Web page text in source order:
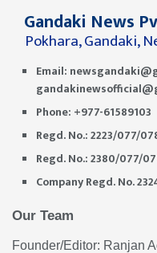
Gandaki News
Pokhara, Gandaki,
Email:
Phone: +977-61589103
Regd. No.: 2223/077/
Regd. No.: 2380/077/
Company Regd. No.
Our Team
Founder/Editor: Ranjan